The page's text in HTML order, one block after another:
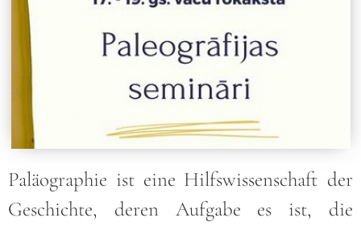
Paläographie ist eine Hilfswissenschaft der
Geschichte, deren Aufgabe es ist, die